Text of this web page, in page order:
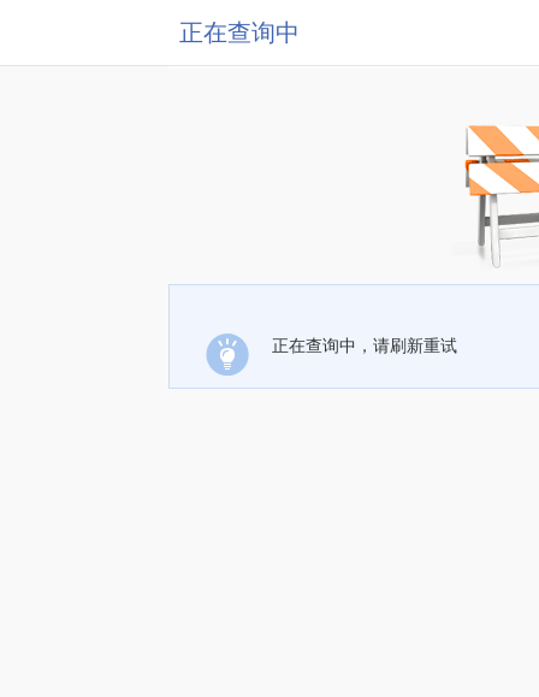
正在查询中
正在查询中，请刷新重试